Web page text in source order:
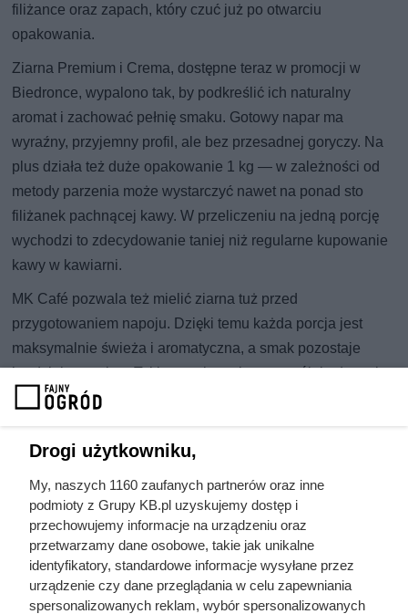
filiżance oraz zapach, który czuć już po otwarciu
opakowania.
Ziarna Premium i Crema, dostępne teraz w promocji w
Biedronce, wypalono tak, by podkreślić ich naturalny
aromat i zachować pełnię smaku. Gotowy napar ma
wyraźny, przyjemny profil, ale bez przesadnej goryczy. Na
plus działa też duże opakowanie 1 kg — w zależności od
metody parzenia może wystarczyć nawet na ponad sto
filiżanek pachnącej kawy. W przeliczeniu na jedną porcję
wychodzi to zdecydowanie taniej niż regularne kupowanie
kawy w kawiarni.
MK Café pozwala też mielić ziarna tuż przed
przygotowaniem napoju. Dzięki temu każda porcja jest
maksymalnie świeża i aromatyczna, a smak pozostaje
bardziej wyrazisty. Takie rozwiązanie szczególnie docenią
użytkownicy ekspresów automatycznych oraz posiadacze
najlepsze.
Drogi użytkowniku,
My, naszych 1160 zaufanych partnerów oraz inne
podmioty z Grupy KB.pl uzyskujemy dostęp i
przechowujemy informacje na urządzeniu oraz
przetwarzamy dane osobowe, takie jak unikalne
identyfikatory, standardowe informacje wysyłane przez
urządzenie czy dane przeglądania w celu zapewniania
spersonalizowanych reklam, wybór spersonalizowanych